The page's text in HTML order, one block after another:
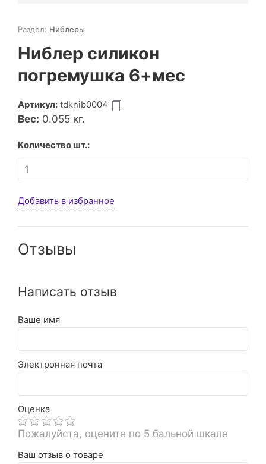
Раздел: Ниблеры
Ниблер силикон
погремушка 6+мес
Артикул: tdknib0004
Вес: 0.055 кг.
Количество шт.:
Добавить в избранное
Отзывы
Написать отзыв
Ваше имя
Электронная почта
Оценка
Пожалуйста, оцените по 5 бальной шкале
Ваш отзыв о товаре